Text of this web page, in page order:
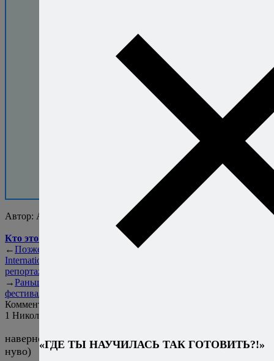
30 000+ человек
бесплатную
книгу.
Присоединяйтесь!
Автор: Алексей Онегин
Кто это такой?..
←Позже
International Tapa Award —
репортаж с места событий
→Раньше
фестиваль «ОДА! ЕДА!»
Комментарии
1 Николай
наверное, стиль все-таки ар-
нуво)
«ГДЕ ТЫ НАУЧИЛАСЬ ТАК ГОТОВИТЬ?!»